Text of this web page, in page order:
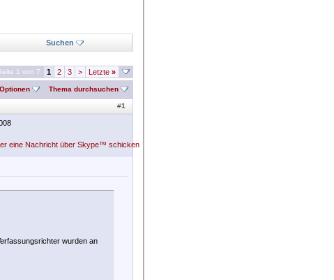
Suchen
1 von 7 1 2 3 > Letzte »
Thema durchsuchen
#1
wurden an